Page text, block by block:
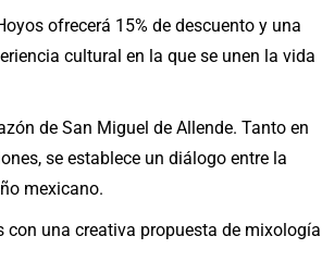
ofrecerá 15% de descuento y una
cultural en la que se unen la vida
de San Miguel de Allende. Tanto en
se establece un diálogo entre la
mexicano.
con una creativa propuesta de mixología